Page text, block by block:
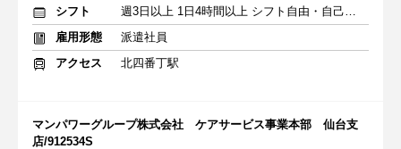
シフト
週3日以上 1日4時間以上 シフト自由・自己申告
雇用形態
派遣社員
アクセス
北四番丁駅
マンパワーグループ株式会社 ケアサービス事業本部 仙台支
店/912534S